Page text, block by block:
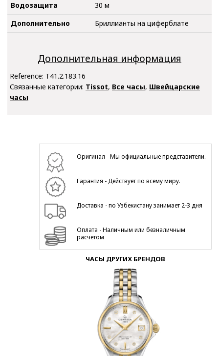
Водозащита
30 м
Дополнительно
Бриллианты на циферблате
Дополнительная информация
Reference: T41.2.183.16
Связанные категории: Tissot, Все часы, Швейцарские
часы
Оригинал - Мы официальные представители.
Гарантия - Действует по всему миру.
Доставка - по Узбекистану занимает 2-3 дня
Оплата - Наличным или безналичным
расчетом
ЧАСЫ ДРУГИХ БРЕНДОВ